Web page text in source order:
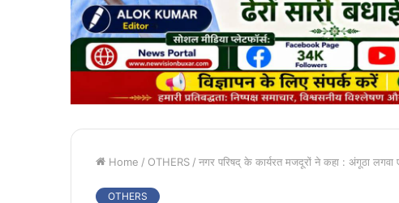
Home / OTHERS / नगर परिषद् के कार्यरत मजदूरों ने कहा : अंगूठा लगवा
OTHERS